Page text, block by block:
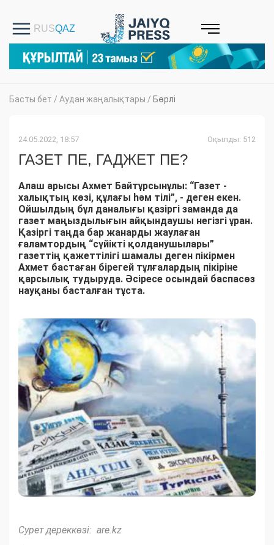
Басты бет / Аудан жаңалықтары / Бөрлі
24.05.2022, 18:57 Оқылды: 512
ГАЗЕТ ПЕ, ГАДЖЕТ ПЕ?
Алаш арысы Ахмет Байтұрсынұлы: “Газет -
халықтың көзі, құлағы һәм тілі”, - деген екен.
Ойшылдың бұл даналығы қазіргі заманда да
газет маңыздылығын айқындаушы негізгі ұран.
Қазіргі таңда бар жанарды жаулаған
ғаламтордың “сүйікті қолданушылары”
газеттің қажеттілігі шамалы деген пікірмен
Ахмет бастаған бірегей тұлғалардың пікіріне
қарсылық тудыруда. Әсіресе осындай баспасөз
науқаны басталған тұста.
Сурет дереккөзі: are.kz